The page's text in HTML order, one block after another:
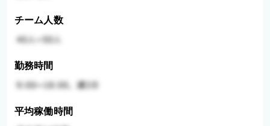
チーム人数
勤務時間
平均稼働時間